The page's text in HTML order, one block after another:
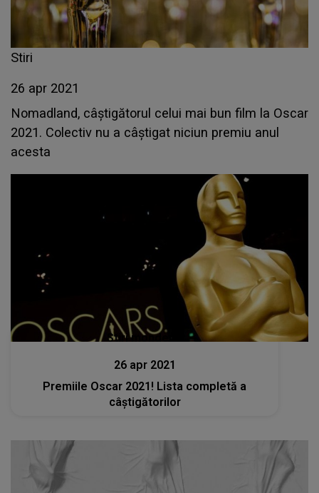
Stiri
26 apr 2021
Nomadland, câștigătorul celui mai bun film la Oscar
2021. Colectiv nu a câștigat niciun premiu anul
acesta
Stiri mondene
26 apr 2021
Premiile Oscar 2021! Lista completă a
câștigătorilor